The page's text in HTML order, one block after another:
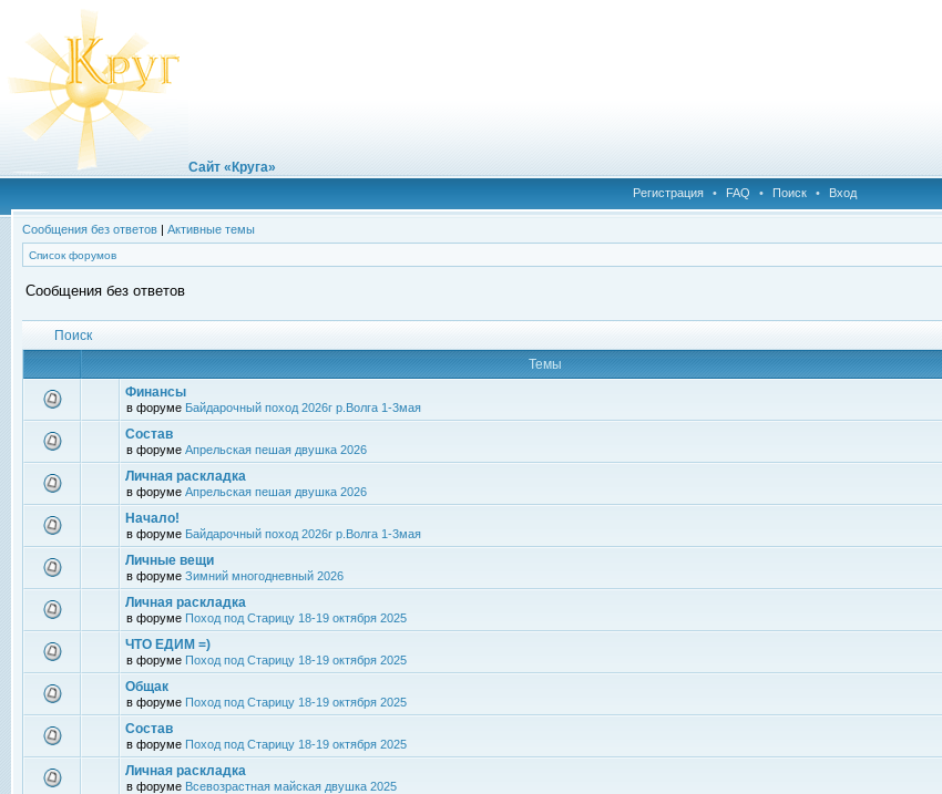
Сайт «Круга»
Регистрация • FAQ • Поиск • Вход
Сообщения без ответов | Активные темы
Список форумов
Сообщения без ответов
Поиск
Темы
Финансы
в форуме Байдарочный поход 2026г р.Волга 1-3мая
Состав
в форуме Апрельская пешая двушка 2026
Личная раскладка
в форуме Апрельская пешая двушка 2026
Начало!
в форуме Байдарочный поход 2026г р.Волга 1-3мая
Личные вещи
в форуме Зимний многодневный 2026
Личная раскладка
в форуме Поход под Старицу 18-19 октября 2025
ЧТО ЕДИМ =)
в форуме Поход под Старицу 18-19 октября 2025
Общак
в форуме Поход под Старицу 18-19 октября 2025
Состав
в форуме Поход под Старицу 18-19 октября 2025
Личная раскладка
в форуме Всевозрастная майская двушка 2025